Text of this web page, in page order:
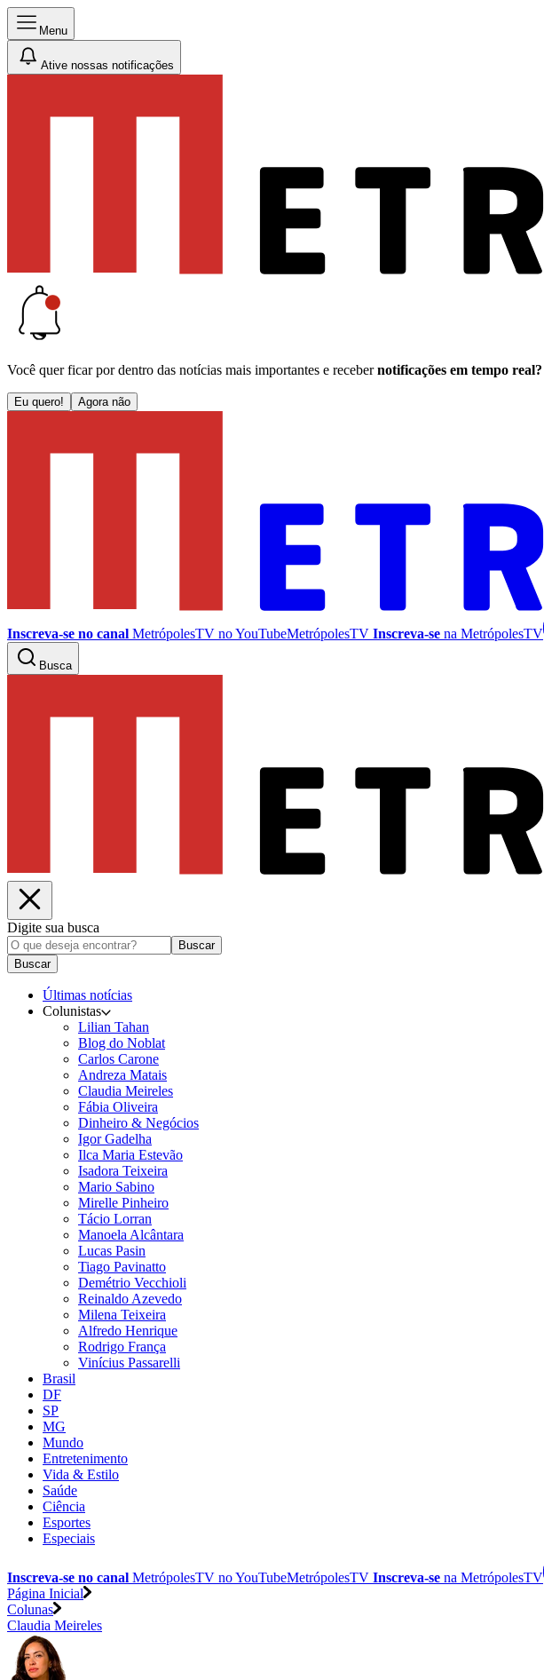
Menu
Ative nossas notificações
Você quer ficar por dentro das notícias mais importantes e receber notificações em tempo real?
Eu quero! Agora não
Inscreva-se no canal MetrópolesTV noYouTubeMetrópolesTV Inscreva-se na MetrópolesTV
Busca
Digite sua busca
Buscar
Buscar
Últimas notícias
Colunistas
Lilian Tahan
Blog do Noblat
Carlos Carone
Andreza Matais
Claudia Meireles
Fábia Oliveira
Dinheiro & Negócios
Igor Gadelha
Ilca Maria Estevão
Isadora Teixeira
Mario Sabino
Mirelle Pinheiro
Tácio Lorran
Manoela Alcântara
Lucas Pasin
Tiago Pavinatto
Demétrio Vecchioli
Reinaldo Azevedo
Milena Teixeira
Alfredo Henrique
Rodrigo França
Vinícius Passarelli
Brasil
DF
SP
MG
Mundo
Entretenimento
Vida & Estilo
Saúde
Ciência
Esportes
Especiais
Inscreva-se no canal MetrópolesTV noYouTubeMetrópolesTV Inscreva-se na MetrópolesTV
Página Inicial
Colunas
Claudia Meireles